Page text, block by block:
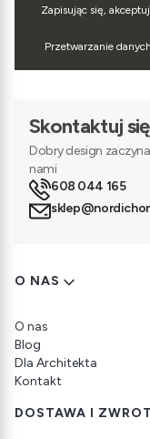
Zapisując się,
Przetwarzanie
Skontaktuj
Dobry design
nami
608 044 165
Linki w stopce
O NAS
O nas
Blog
Dla Architekta
Kontakt
DOSTAWA I